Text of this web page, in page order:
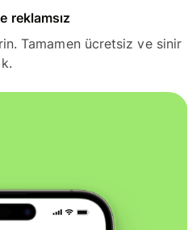
reklamsız
Tamamen ücretsiz ve sinir